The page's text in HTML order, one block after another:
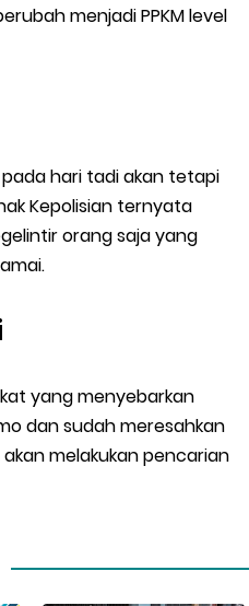
menjadi PPKM level
hari tadi akan tetapi
Kepolisian ternyata
orang saja yang
yang menyebarkan
dan sudah meresahkan
melakukan pencarian